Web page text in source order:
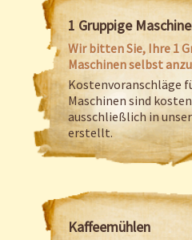
1 Gruppige
Wir bitten Sie, Ihre 1
Maschinen selbst
Kostenvoranschläge
Maschinen sind
ausschließlich in
erstellt.
Kaffeemühlen